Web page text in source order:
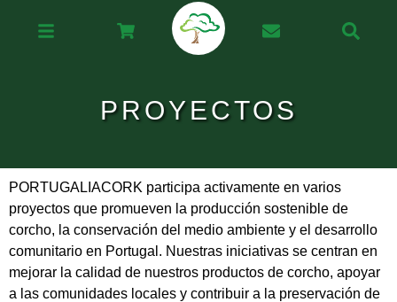
PROYECTOS
PORTUGALIACORK participa activamente en varios
proyectos que promueven la producción sostenible de
corcho, la conservación del medio ambiente y el desarrollo
comunitario en Portugal. Nuestras iniciativas se centran en
mejorar la calidad de nuestros productos de corcho, apoyar
a las comunidades locales y contribuir a la preservación de